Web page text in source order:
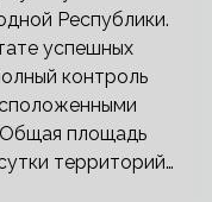
Республики.
успешных
контроль
площадь
территорий…